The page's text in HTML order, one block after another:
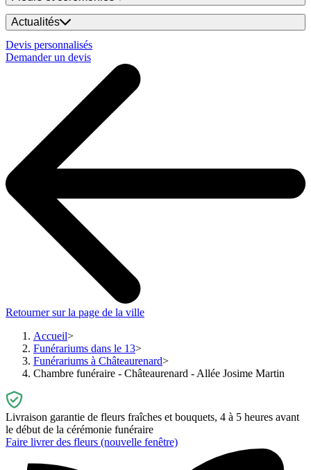
Actualités
Devis personnalisés
Demander un devis
Retourner sur la page de la ville
Accueil
Funérariums dans le 13
Funérariums à Châteaurenard
Chambre funéraire - Châteaurenard - Allée Josime Martin
Livraison garantie de fleurs fraîches et bouquets, 4 à 5 heures avant
le début de la cérémonie funéraire
Faire livrer des fleurs (nouvelle fenêtre)